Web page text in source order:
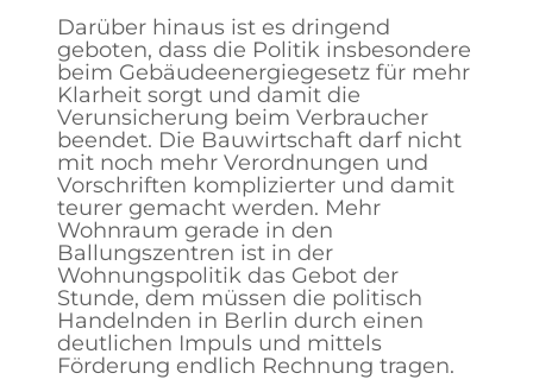
Darüber hinaus ist es dringend
geboten, dass die Politik insbesondere
beim Gebäudeenergiegesetz für mehr
Klarheit sorgt und damit die
Verunsicherung beim Verbraucher
beendet. Die Bauwirtschaft darf nicht
mit noch mehr Verordnungen und
Vorschriften komplizierter und damit
teurer gemacht werden. Mehr
Wohnraum gerade in den
Ballungszentren ist in der
Wohnungspolitik das Gebot der
Stunde, dem müssen die politisch
Handelnden in Berlin durch einen
deutlichen Impuls und mittels
Förderung endlich Rechnung tragen.